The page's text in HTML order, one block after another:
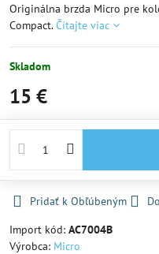
Originálna brzda Micro pre
Compact.Čítajte viac
Skladom
15 €
Pridať k Obľúbeným
Import kód: AC7004B
Výrobca: Micro